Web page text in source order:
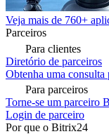
Veja mais de 760+
Parceiros
Para clientes
Diretório de parceiros
Obtenha uma consulta
Para parceiros
Torne-se um parceiro
Login de parceiro
Por que o Bitrix24